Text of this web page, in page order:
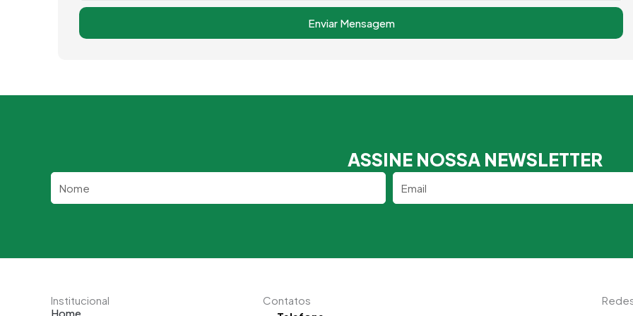
Enviar Mensagem
ASSINE NOSSA NEWSLETTER
Nome Email
Institucional
Home
Contatos